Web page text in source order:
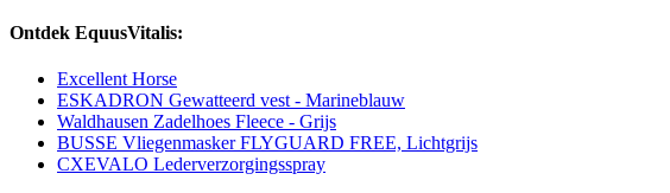
Ontdek EquusVitalis:
Excellent Horse
ESKADRON Gewatteerd vest - Marineblauw
Waldhausen Zadelhoes Fleece - Grijs
BUSSE Vliegenmasker FLYGUARD FREE, Lichtgrijs
CXEVALO Lederverzorgingsspray